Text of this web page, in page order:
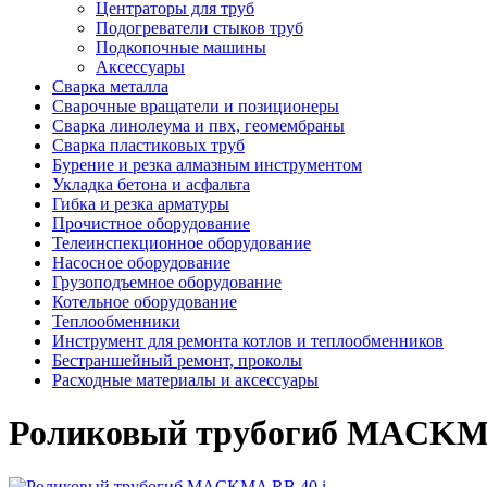
Центраторы для труб
Подогреватели стыков труб
Подкопочные машины
Аксессуары
Сварка металла
Сварочные вращатели и позиционеры
Сварка линолеума и пвх, геомембраны
Сварка пластиковых труб
Бурение и резка алмазным инструментом
Укладка бетона и асфальта
Гибка и резка арматуры
Прочистное оборудование
Телеинспекционное оборудование
Насосное оборудование
Грузоподъемное оборудование
Котельное оборудование
Теплообменники
Инструмент для ремонта котлов и теплообменников
Бестраншейный ремонт, проколы
Расходные материалы и аксессуары
Роликовый трубогиб